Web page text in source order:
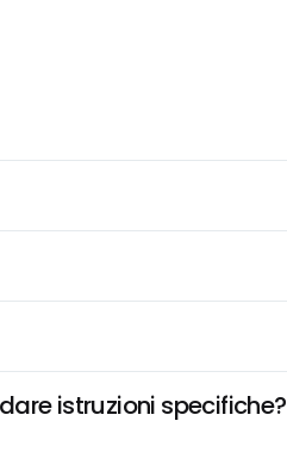
istruzioni specifiche?